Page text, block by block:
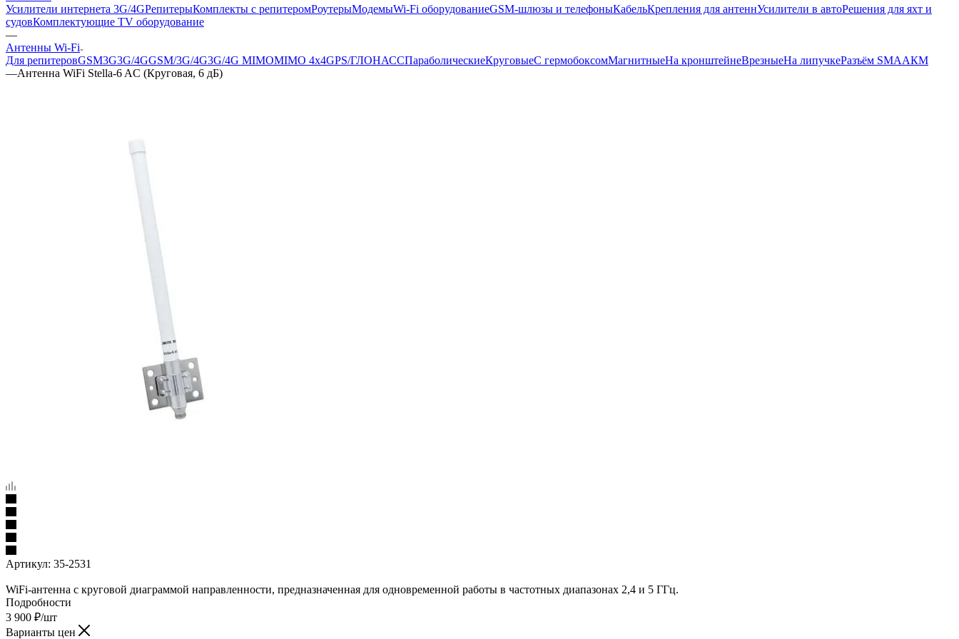
Усилители интернета 3G/4GРепитерыКомплекты с репитеромРоутерыМодемыWi-Fi оборудованиеGSM-шлюзы и телефоныКабельКрепления для антеннУсилители в автоРешения для яхт и
судовКомплектующие TV оборудование
—
Антенны Wi-Fi
Для репитеровGSM3G3G/4GGSM/3G/4G3G/4G MIMOMIMO 4x4GPS/ГЛОНАССПараболическиеКруговыеС гермобоксомМагнитныеНа кронштейнеВрезныеНа липучкеРазъём SMAАКМ
—Антенна WiFi Stella-6 AC (Круговая, 6 дБ)
Артикул: 35-2531
WiFi-антенна с круговой диаграммой направленности, предназначенная для одновременной работы в частотных диапазонах 2,4 и 5 ГГц.
Подробности
3 900 ₽/шт
Варианты цен